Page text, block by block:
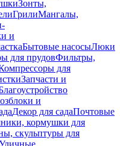
Зонты,
ГрилиМангалы,
и
Бытовые насосыЛюки
для прудовФильтры,
для
Запчасти и
и
Декор для садаПочтовые
кормушки для
скульптуры для